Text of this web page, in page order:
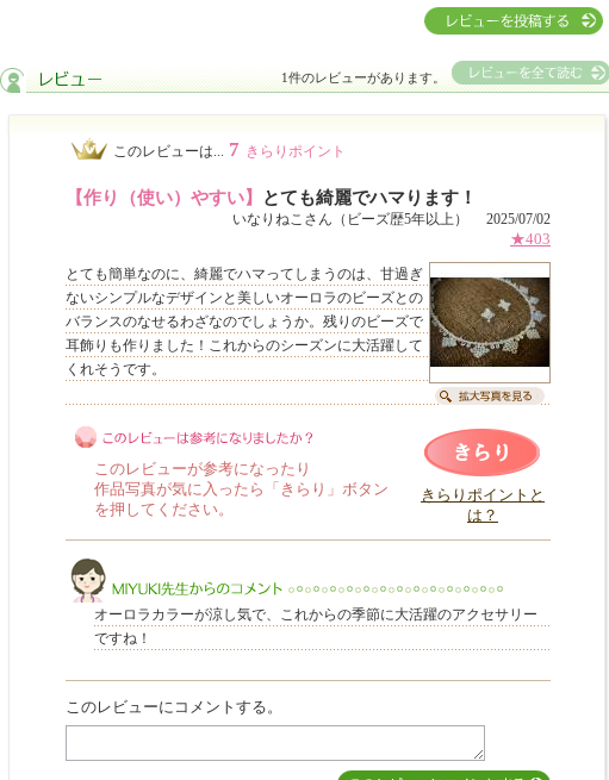
1件のレビューがあります。
このレビューは... 7 きらりポイント
【作り（使い）やすい】 とても綺麗でハマります！
いなりねこさん（ビーズ歴5年以上） 2025/07/02
★403
とても簡単なのに、綺麗でハマってしまうのは、甘過ぎ
ないシンプルなデザインと美しいオーロラのビーズとの
バランスのなせるわざなのでしょうか。残りのビーズで
耳飾りも作りました！これからのシーズンに大活躍して
くれそうです。
このレビューは参考になりましたか？
このレビューが参考になったり
作品写真が気に入ったら「きらり」ボタン
を押してください。
きらりポイントと
は？
オーロラカラーが涼し気で、これからの季節に大活躍のアクセサリー
ですね！
このレビューにコメントする。